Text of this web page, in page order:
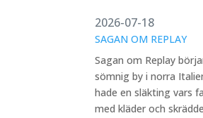
2026-07-18
SAGAN OM REPLAY
Sagan om Replay
sömnig by i norra
hade en släkting vars
med kläder och